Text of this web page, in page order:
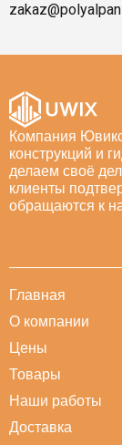
Компания
конструкций и
делаем своё
клиенты
обращаются к
Главная
О компании
Цены
Товары
Наши работы
Доставка